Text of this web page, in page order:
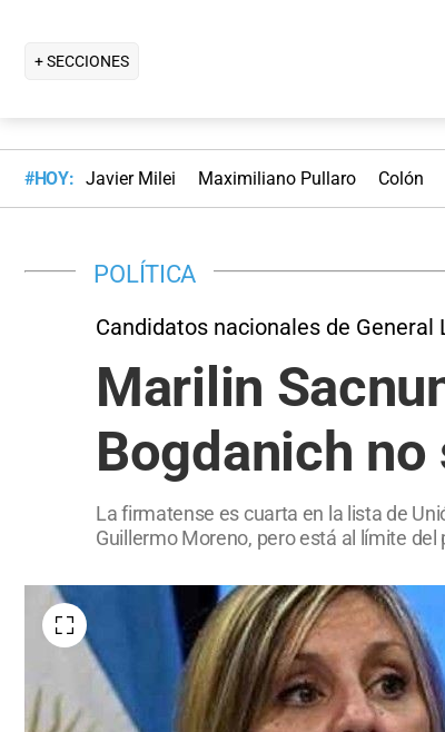
+ SECCIONES
#HOY: Javier Milei Maximiliano Pullaro Colón
POLÍTICA
Candidatos nacionales de General
Marilin
Bogdanich no
La firmatense es cuarta en la lista de
Guillermo Moreno, pero está al límite